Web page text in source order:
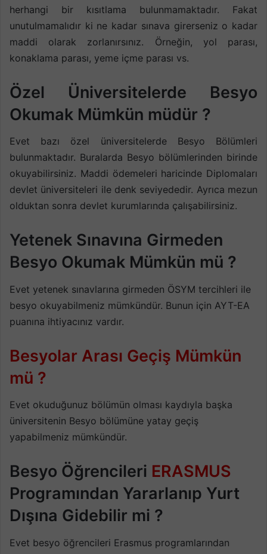
herhangi bir kısıtlama bulunmamaktadır. Fakat
unutulmamalıdır ki ne kadar sınava girerseniz o kadar
maddi olarak zorlanırsınız. Örneğin, yol parası,
konaklama parası, yeme içme parası vs.
Özel Üniversitelerde Besyo
Okumak Mümkün müdür ?
Evet bazı özel üniversitelerde Besyo Bölümleri
bulunmaktadır. Buralarda Besyo bölümlerinden birinde
okuyabilirsiniz. Maddi ödemeleri haricinde Diplomaları
devlet üniversiteleri ile denk seviyededir. Ayrıca mezun
olduktan sonra devlet kurumlarında çalışabilirsiniz.
Yetenek Sınavına Girmeden
Besyo Okumak Mümkün mü ?
Evet yetenek sınavlarına girmeden ÖSYM tercihleri ile
besyo okuyabilmeniz mümkündür. Bunun için AYT-EA
puanına ihtiyacınız vardır.
Besyolar Arası Geçiş Mümkün
mü ?
Evet okuduğunuz bölümün olması kaydıyla başka
üniversitenin Besyo bölümüne yatay geçiş
yapabilmeniz mümkündür.
Besyo Öğrencileri ERASMUS
Programından Yararlanıp Yurt
Dışına Gidebilir mi ?
Evet besyo öğrencileri Erasmus programlarından